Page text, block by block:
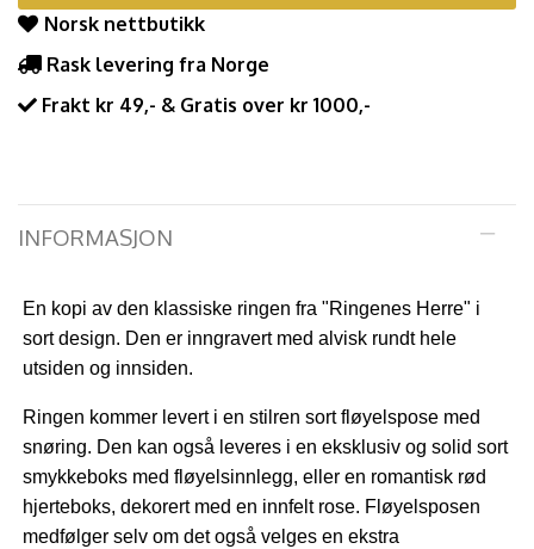
Norsk nettbutikk
Rask levering fra Norge
Frakt kr 49,- & Gratis over kr 1000,-
INFORMASJON
En kopi av den klassiske ringen fra "Ringenes Herre" i
sort design. Den er inngravert med alvisk rundt hele
utsiden og innsiden.
Ringen kommer levert i en stilren sort fløyelspose med
snøring. Den kan også leveres i en eksklusiv og solid sort
smykkeboks med fløyelsinnlegg, eller en romantisk rød
hjerteboks, dekorert med en innfelt rose. Fløyelsposen
medfølger selv om det også velges en ekstra